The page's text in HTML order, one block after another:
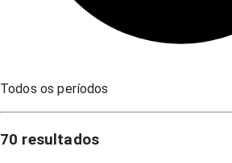
Todos os períodos
70 resultados